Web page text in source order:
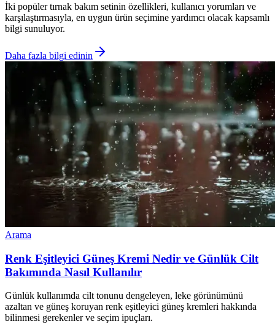
İki popüler tırnak bakım setinin özellikleri, kullanıcı yorumları ve
karşılaştırmasıyla, en uygun ürün seçimine yardımcı olacak kapsamlı
bilgi sunuluyor.
Daha fazla bilgi edinin
Arama
Renk Eşitleyici Güneş Kremi Nedir ve Günlük Cilt
Bakımında Nasıl Kullanılır
Günlük kullanımda cilt tonunu dengeleyen, leke görünümünü
azaltan ve güneş koruyan renk eşitleyici güneş kremleri hakkında
bilinmesi gerekenler ve seçim ipuçları.